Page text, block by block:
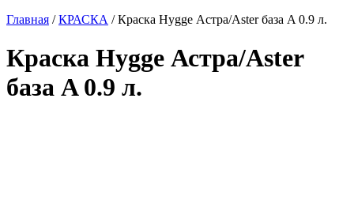
Главная /КРАСКА / Краска Hygge Астра/Aster база A 0.9 л.
Краска Hygge Астра/Aster
база A 0.9 л.